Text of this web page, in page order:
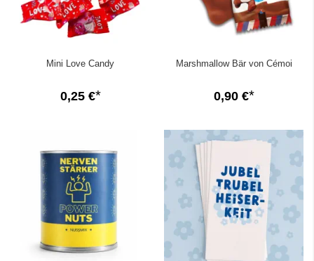
Mini Love Candy
0,25 €
Marshmallow Bär von Cémoi
0,90 €